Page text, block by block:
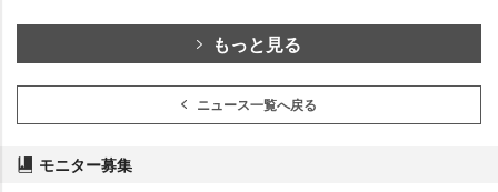
もっと見る
ニュース一覧へ戻る
モニター募集